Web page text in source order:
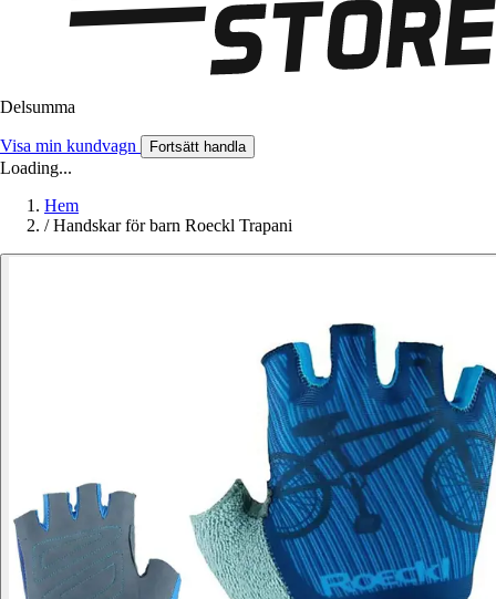
Delsumma
Visa min kundvagn Fortsätt handla
Loading...
Hem
/ Handskar för barn Roeckl Trapani